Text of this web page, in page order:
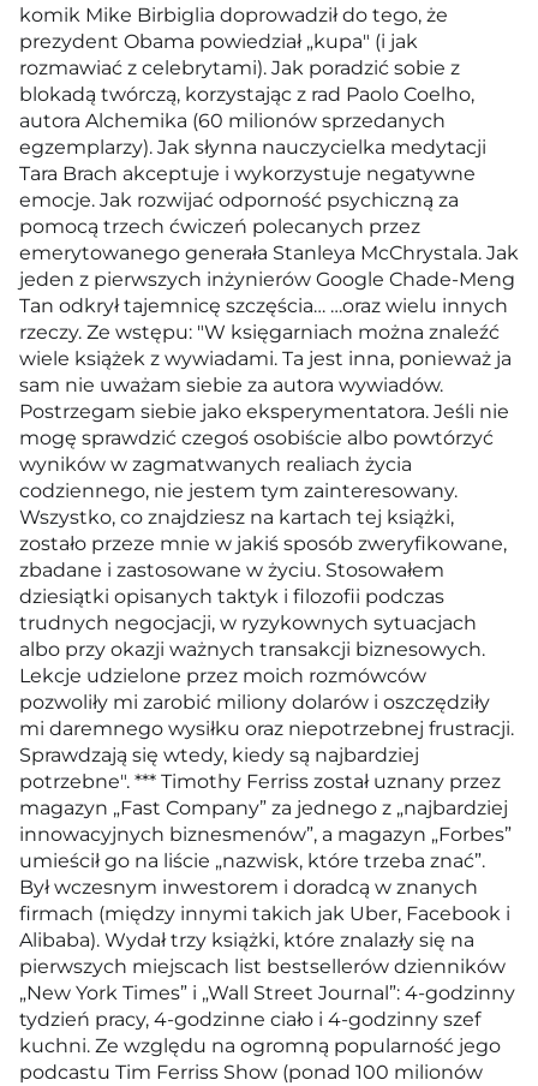
komik Mike Birbiglia doprowadził do tego, że
prezydent Obama powiedział „kupa" (i jak
rozmawiać z celebrytami). Jak poradzić sobie z
blokadą twórczą, korzystając z rad Paolo Coelho,
autora Alchemika (60 milionów sprzedanych
egzemplarzy). Jak słynna nauczycielka medytacji
Tara Brach akceptuje i wykorzystuje negatywne
emocje. Jak rozwijać odporność psychiczną za
pomocą trzech ćwiczeń polecanych przez
emerytowanego generała Stanleya McChrystala. Jak
jeden z pierwszych inżynierów Google Chade-Meng
Tan odkrył tajemnicę szczęścia… …oraz wielu innych
rzeczy. Ze wstępu: "W księgarniach można znaleźć
wiele książek z wywiadami. Ta jest inna, ponieważ ja
sam nie uważam siebie za autora wywiadów.
Postrzegam siebie jako eksperymentatora. Jeśli nie
mogę sprawdzić czegoś osobiście albo powtórzyć
wyników w zagmatwanych realiach życia
codziennego, nie jestem tym zainteresowany.
Wszystko, co znajdziesz na kartach tej książki,
zostało przeze mnie w jakiś sposób zweryfikowane,
zbadane i zastosowane w życiu. Stosowałem
dziesiątki opisanych taktyk i filozofii podczas
trudnych negocjacji, w ryzykownych sytuacjach
albo przy okazji ważnych transakcji biznesowych.
Lekcje udzielone przez moich rozmówców
pozwoliły mi zarobić miliony dolarów i oszczędziły
mi daremnego wysiłku oraz niepotrzebnej frustracji.
Sprawdzają się wtedy, kiedy są najbardziej
potrzebne". *** Timothy Ferriss został uznany przez
magazyn „Fast Company” za jednego z „najbardziej
innowacyjnych biznesmenów”, a magazyn „Forbes”
umieścił go na liście „nazwisk, które trzeba znać”.
Był wczesnym inwestorem i doradcą w znanych
firmach (między innymi takich jak Uber, Facebook i
Alibaba). Wydał trzy książki, które znalazły się na
pierwszych miejscach list bestsellerów dzienników
„New York Times” i „Wall Street Journal”: 4-godzinny
tydzień pracy, 4-godzinne ciało i 4-godzinny szef
kuchni. Ze względu na ogromną popularność jego
podcastu Tim Ferriss Show (ponad 100 milionów